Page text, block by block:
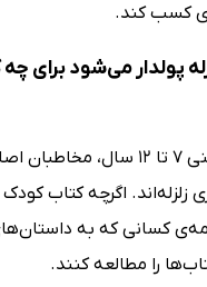
کسب کند.
پولدار می‌شود برای
کودکان رده‌ی سنی 7 تا 12 سال،
زلزله‌اند. اگرچه کتاب
کسانی که به داستان‌های
را مطالعه کنند.